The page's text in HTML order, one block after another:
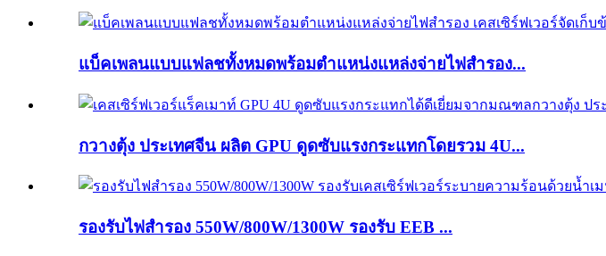
แบ็คเพลนแบบแฟลชทั้งหมดพร้อมตำแหน่งแหล่งจ่ายไฟสำรอง...
กวางตุ้ง ประเทศจีน ผลิต GPU ดูดซับแรงกระแทกโดยรวม 4U...
รองรับไฟสำรอง 550W/800W/1300W รองรับ EEB ...